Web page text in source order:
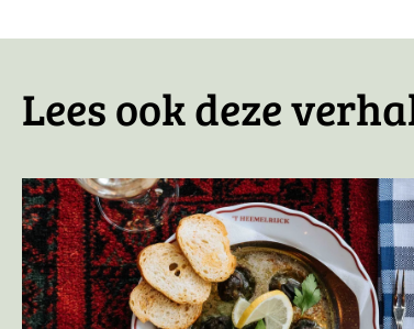
Lees ook deze